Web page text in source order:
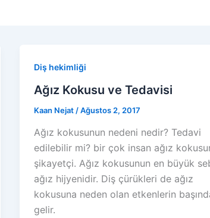
Diş hekimliği
Ağız Kokusu ve Tedavisi
Kaan Nejat /Ağustos 2, 2017
Ağız kokusunun nedeni nedir? Tedavi
edilebilir mi? bir çok insan ağız
şikayetçi. Ağız kokusunun en büyük
ağız hijyenidir. Diş çürükleri de ağız
kokusuna neden olan etkenlerin
gelir.